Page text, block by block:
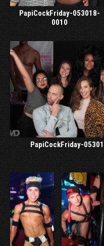
PapiCockFriday-053018-
0010
PapiCockFriday-